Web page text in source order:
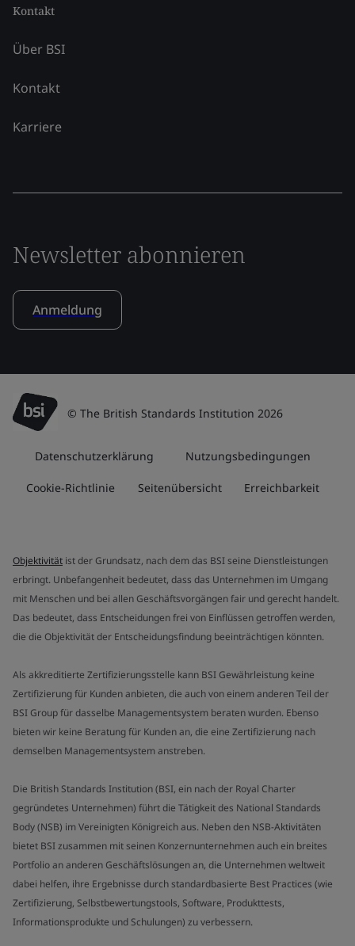
Kontakt
Über BSI
Kontakt
Karriere
Newsletter abonnieren
Anmeldung
© The British Standards Institution 2026
Datenschutzerklärung Nutzungsbedingungen
Cookie-Richtlinie Seitenübersicht Erreichbarkeit
Objektivität ist der Grundsatz, nach dem das BSI seine Dienstleistungen
erbringt. Unbefangenheit bedeutet, dass das Unternehmen im Umgang
mit Menschen und bei allen Geschäftsvorgängen fair und gerecht handelt.
Das bedeutet, dass Entscheidungen frei von Einflüssen getroffen werden,
die die Objektivität der Entscheidungsfindung beeinträchtigen könnten.
Als akkreditierte Zertifizierungsstelle kann BSI Gewährleistung keine
Zertifizierung für Kunden anbieten, die auch von einem anderen Teil der
BSI Group für dasselbe Managementsystem beraten wurden. Ebenso
bieten wir keine Beratung für Kunden an, die eine Zertifizierung nach
demselben Managementsystem anstreben.
Die British Standards Institution (BSI, ein nach der Royal Charter
gegründetes Unternehmen) führt die Tätigkeit des National Standards
Body (NSB) im Vereinigten Königreich aus. Neben den NSB-Aktivitäten
bietet BSI zusammen mit seinen Konzernunternehmen auch ein breites
Portfolio an anderen Geschäftslösungen an, die Unternehmen weltweit
dabei helfen, ihre Ergebnisse durch standardbasierte Best Practices (wie
Zertifizierung, Selbstbewertungstools, Software, Produkttests,
Informationsprodukte und Schulungen) zu verbessern.